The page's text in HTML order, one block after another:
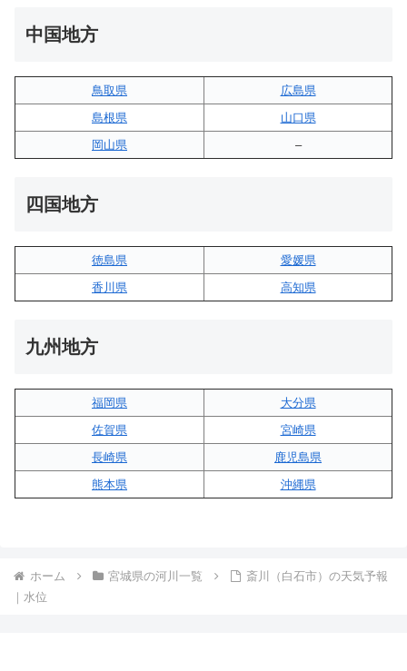
中国地方
鳥取県
広島県
島根県
山口県
岡山県
–
四国地方
徳島県
愛媛県
香川県
高知県
九州地方
福岡県
大分県
佐賀県
宮崎県
長崎県
鹿児島県
熊本県
沖縄県
ホーム 宮城県の河川一覧
斎川（白石市）の天気予報
｜水位